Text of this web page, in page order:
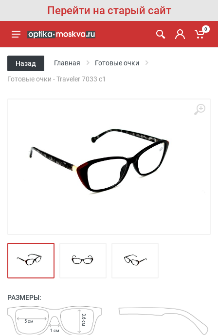
Перейти на старый сайт
0
Назад Главная Готовые очки
Готовые очки - Traveler 7033 c1
РАЗМЕРЫ:
1 см
5 см 3.6 см